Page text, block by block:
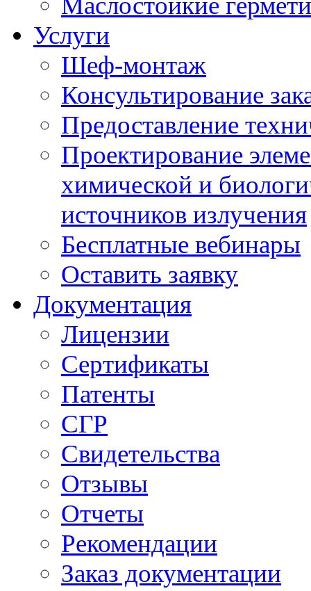
Услуги
Шеф-монтаж
Консультирование
Предоставление
Проектирование
химической и
источников излучения
Бесплатные вебинары
Оставить заявку
Документация
Лицензии
Сертификаты
Патенты
СГР
Свидетельства
Отзывы
Отчеты
Рекомендации
Заказ документации